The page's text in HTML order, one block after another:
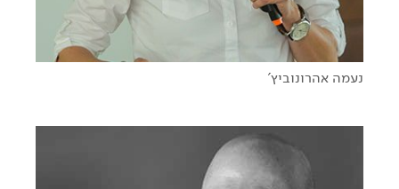
נעמה אהרונוביץ'
פיצחנו את הקוד!